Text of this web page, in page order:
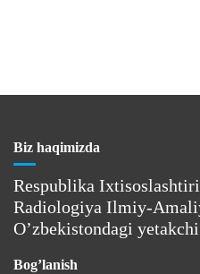
Biz haqimizda
Respublika
Radiologiya Ilmiy-
O’zbekistondagi
Bog’lanish